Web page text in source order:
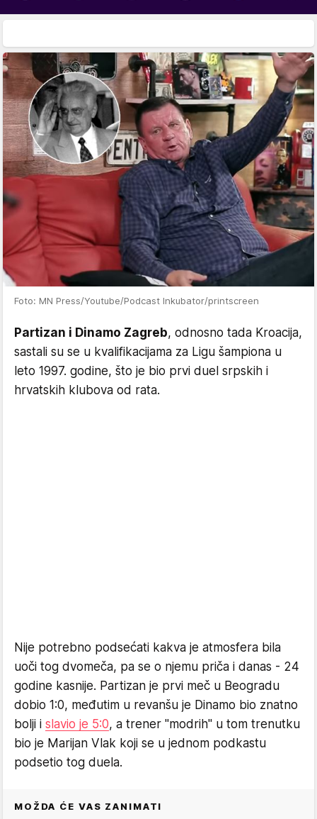
Foto: MN Press/Youtube/Podcast Inkubator/printscreen
Partizan i Dinamo Zagreb, odnosno tada Kroacija,
sastali su se u kvalifikacijama za Ligu šampiona u
leto 1997. godine, što je bio prvi duel srpskih i
hrvatskih klubova od rata.
Nije potrebno podsećati kakva je atmosfera bila
uoči tog dvomeča, pa se o njemu priča i danas - 24
godine kasnije. Partizan je prvi meč u Beogradu
dobio 1:0, međutim u revanšu je Dinamo bio znatno
bolji i slavio je 5:0, a trener "modrih" u tom trenutku
bio je Marijan Vlak koji se u jednom podkastu
podsetio tog duela.
MOŽDA ĆE VAS ZANIMATI